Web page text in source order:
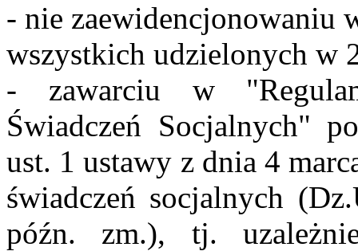
- nie zaewidencjonowaniu
wszystkich udzielonych w
- zawarciu w
Świadczeń Socjalnych"
ust. 1 ustawy z dnia 4
świadczeń socjalnych
późn. zm.), tj.